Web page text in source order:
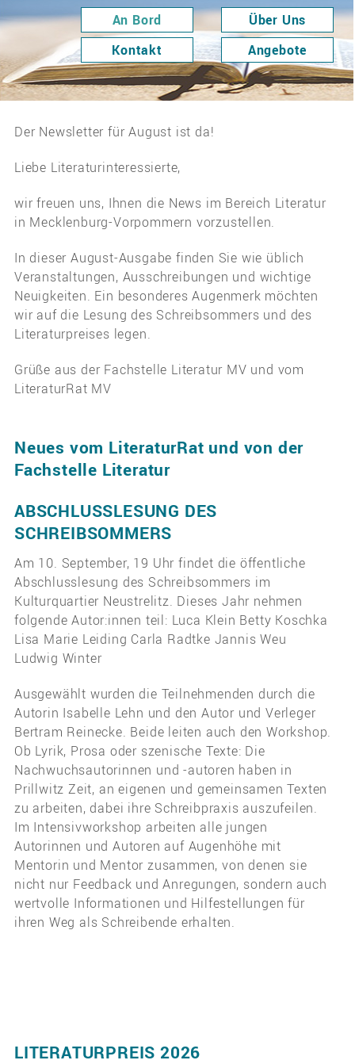
An Bord
Über Uns
Kontakt
Angebote
An Bord > Newsletter Fachstelle
Der Newsletter für August ist da!
Liebe Literaturinteressierte,
wir freuen uns, Ihnen die News im Bereich Literatur
in Mecklenburg-Vorpommern vorzustellen.
In dieser August-Ausgabe finden Sie wie üblich
Veranstaltungen, Ausschreibungen und wichtige
Neuigkeiten. Ein besonderes Augenmerk möchten
wir auf die Lesung des Schreibsommers und des
Literaturpreises legen.
Grüße aus der Fachstelle Literatur MV und vom
LiteraturRat MV
Neues vom LiteraturRat und von der
Fachstelle Literatur
ABSCHLUSSLESUNG DES
SCHREIBSOMMERS
Am 10. September, 19 Uhr findet die öffentliche
Abschlusslesung des Schreibsommers im
Kulturquartier Neustrelitz. Dieses Jahr nehmen
folgende Autor:innen teil: Luca Klein Betty Koschka
Lisa Marie Leiding Carla Radtke Jannis Weu
Ludwig Winter
Ausgewählt wurden die Teilnehmenden durch die
Autorin Isabelle Lehn und den Autor und Verleger
Bertram Reinecke. Beide leiten auch den Workshop.
Ob Lyrik, Prosa oder szenische Texte: Die
Nachwuchsautorinnen und -autoren haben in
Prillwitz Zeit, an eigenen und gemeinsamen Texten
zu arbeiten, dabei ihre Schreibpraxis auszufeilen.
Im Intensivworkshop arbeiten alle jungen
Autorinnen und Autoren auf Augenhöhe mit
Mentorin und Mentor zusammen, von denen sie
nicht nur Feedback und Anregungen, sondern auch
wertvolle Informationen und Hilfestellungen für
ihren Weg als Schreibende erhalten.
LITERATURPREIS 2026